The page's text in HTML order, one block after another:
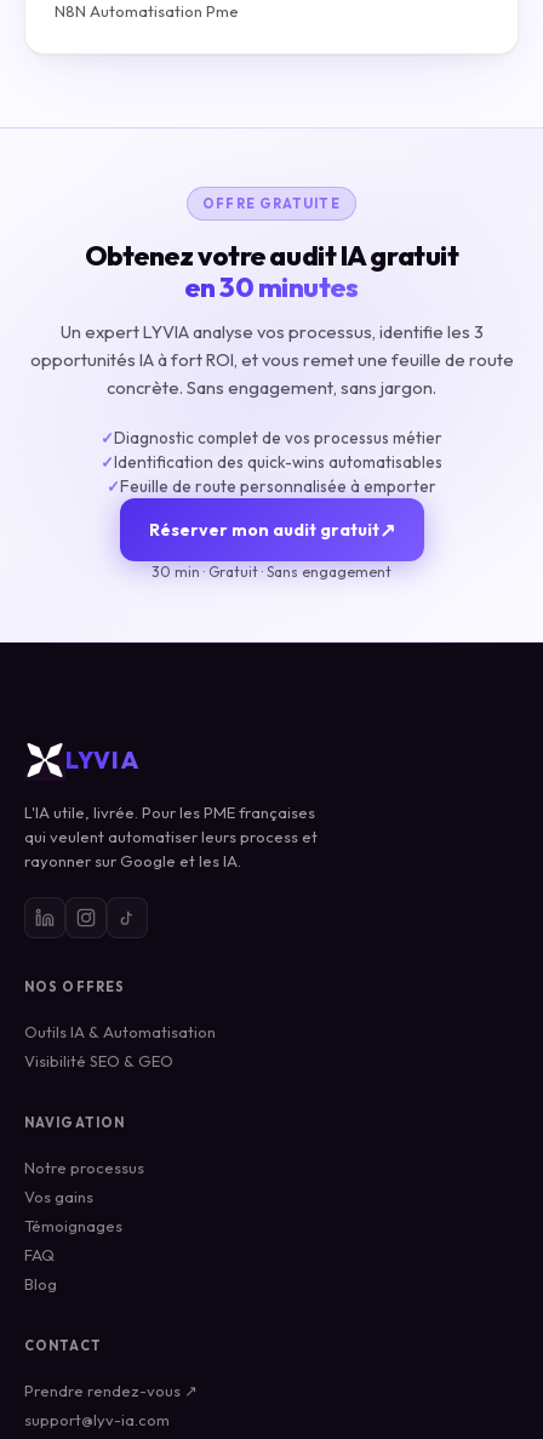
N8N Automatisation Pme
OFFRE GRATUITE
Obtenez votre audit IA gratuit
en 30 minutes
Un expert LYVIA analyse vos processus, identifie les 3
opportunités IA à fort ROI, et vous remet une feuille de route
concrète. Sans engagement, sans jargon.
✓Diagnostic complet de vos processus métier
✓Identification des quick-wins automatisables
✓Feuille de route personnalisée à emporter
Réserver mon audit gratuit↗
30 min · Gratuit · Sans engagement
LYVIA
L'IA utile, livrée. Pour les PME françaises
qui veulent automatiser leurs process et
rayonner sur Google et les IA.
NOS OFFRES
Outils IA & Automatisation
Visibilité SEO & GEO
NAVIGATION
Notre processus
Vos gains
Témoignages
FAQ
Blog
CONTACT
Prendre rendez-vous ↗
support@lyv-ia.com